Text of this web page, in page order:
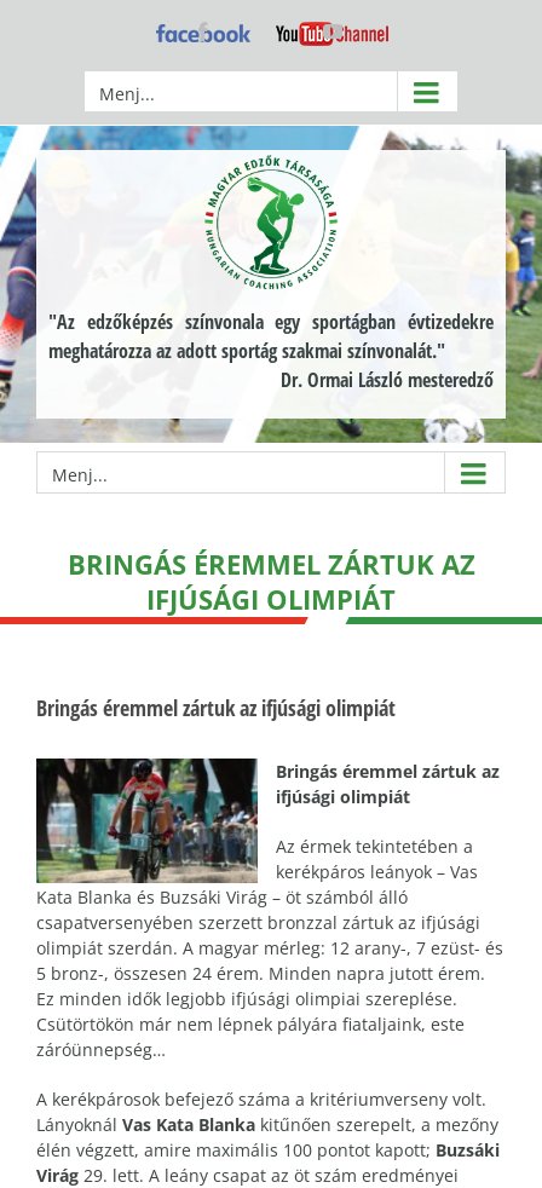
Facebook YouTube
Menj...
"Az edzőképzés színvonala egy sportágban évtizedekre
meghatározza az adott sportág szakmai színvonalát."
Dr. Ormai László mesteredző
Menj...
BRINGÁS ÉREMMEL ZÁRTUK AZ
IFJÚSÁGI OLIMPIÁT
Bringás éremmel zártuk az ifjúsági olimpiát
Bringás éremmel zártuk az
ifjúsági olimpiát
Az érmek tekintetében a
kerékpáros leányok – Vas
Kata Blanka és Buzsáki Virág – öt számból álló
csapatversenyében szerzett bronzzal zártuk az ifjúsági
olimpiát szerdán. A magyar mérleg: 12 arany-, 7 ezüst- és
5 bronz-, összesen 24 érem. Minden napra jutott érem.
Ez minden idők legjobb ifjúsági olimpiai szereplése.
Csütörtökön már nem lépnek pályára fiataljaink, este
záróünnepség…
A kerékpárosok befejező száma a kritériumverseny volt.
Lányoknál Vas Kata Blanka kitűnően szerepelt, a mezőny
élén végzett, amire maximális 100 pontot kapott; Buzsáki
Virág 29. lett. A leány csapat az öt szám eredményei